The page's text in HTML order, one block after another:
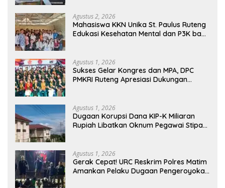
Agustus 2, 2026
Mahasiswa KKN Unika St. Paulus Ruteng
Edukasi Kesehatan Mental dan P3K bagi
Agustus 1, 2026
Sukses Gelar Kongres dan MPA, DPC
PMKRI Ruteng Apresiasi Dukungan
Agustus 1, 2026
Dugaan Korupsi Dana KIP-K Miliaran
Rupiah Libatkan Oknum Pegawai Stipas
Agustus 1, 2026
Gerak Cepat! URC Reskrim Polres Matim
Amankan Pelaku Dugaan Pengeroyokan